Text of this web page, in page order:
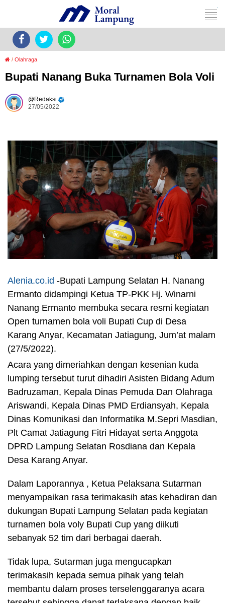
/ Olahraga
Bupati Nanang Buka Turnamen Bola Voli
Redaksi
27/05/2022
Alenia.co.id -Bupati Lampung Selatan H. Nanang
Ermanto didampingi Ketua TP-PKK Hj. Winarni
Nanang Ermanto membuka secara resmi kegiatan
Open turnamen bola voli Bupati Cup di Desa
Karang Anyar, Kecamatan Jatiagung, Jum’at malam
(27/5/2022).
Acara yang dimeriahkan dengan kesenian kuda
lumping tersebut turut dihadiri Asisten Bidang Adum
Badruzaman, Kepala Dinas Pemuda Dan Olahraga
Ariswandi, Kepala Dinas PMD Erdiansyah, Kepala
Dinas Komunikasi dan Informatika M.Sepri Masdian,
Plt Camat Jatiagung Fitri Hidayat serta Anggota
DPRD Lampung Selatan Rosdiana dan Kepala
Desa Karang Anyar.
Dalam Laporannya , Ketua Pelaksana Sutarman
menyampaikan rasa terimakasih atas kehadiran dan
dukungan Bupati Lampung Selatan pada kegiatan
turnamen bola voly Bupati Cup yang diikuti
sebanyak 52 tim dari berbagai daerah.
Tidak lupa, Sutarman juga mengucapkan
terimakasih kepada semua pihak yang telah
membantu dalam proses terselenggaranya acara